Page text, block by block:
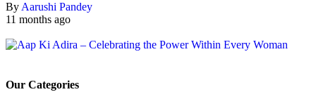
By Aarushi Pandey
11 months ago
Our Categories